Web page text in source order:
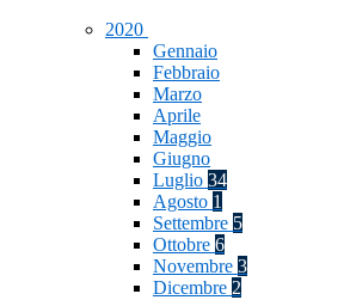
2020
Gennaio
Febbraio
Marzo
Aprile
Maggio
Giugno
Luglio 34
Agosto 1
Settembre 5
Ottobre 6
Novembre 3
Dicembre 2